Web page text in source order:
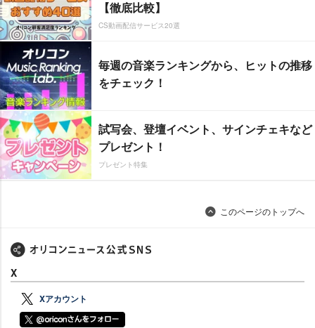
【徹底比較】
CS動画配信サービス20選
毎週の音楽ランキングから、ヒットの推移
をチェック！
試写会、登壇イベント、サインチェキなど
プレゼント！
プレゼント特集
このページのトップへ
X
Xアカウント